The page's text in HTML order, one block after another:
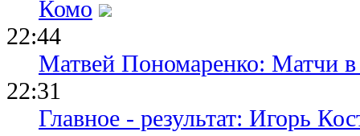
Комо
22:44
Матвей Пономаренко: Матчи в
22:31
Главное - результат: Игорь